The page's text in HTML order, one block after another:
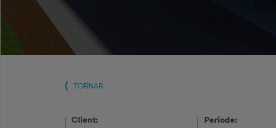
TORNAR
Client:
Període: